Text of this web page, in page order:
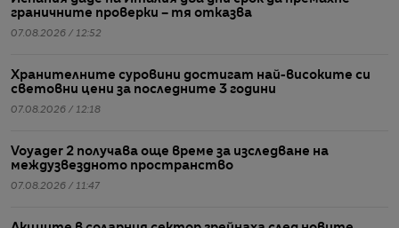
граничните проверки – тя отказва
07.08.2026 / 12:52
Хранителните суровини достигат най-високите си
световни цени за последните 3 години
07.08.2026 / 12:18
Voyager 2 получава още време за изследване на
междузвездното пространство
07.08.2026 / 11:47